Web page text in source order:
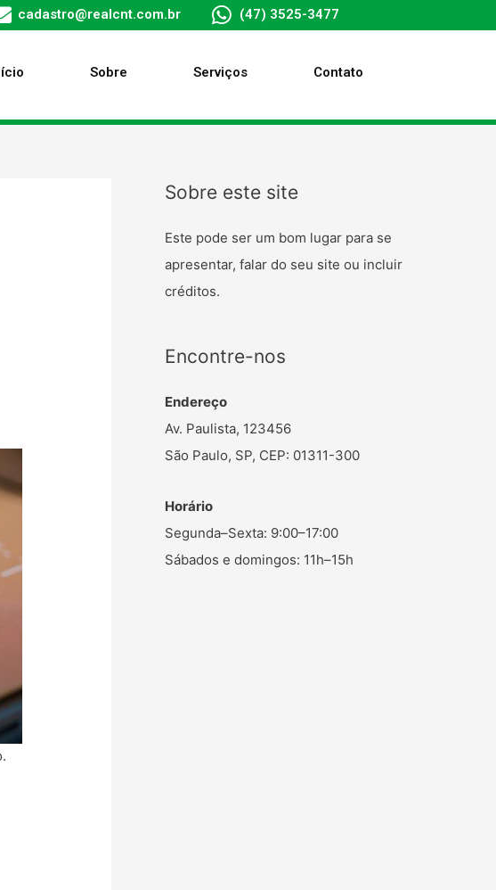
cadastro@realcnt.com.br (47) 3525-3477
Sobre Serviços Contato
Sobre este site
Este pode ser um bom lugar para se
apresentar, falar do seu site ou incluir
créditos.
Encontre-nos
Endereço
Av. Paulista, 123456
São Paulo, SP, CEP: 01311-300
Horário
Segunda–Sexta: 9:00–17:00
Sábados e domingos: 11h–15h